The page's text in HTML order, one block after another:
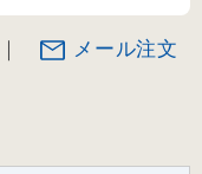
｜ メール注文